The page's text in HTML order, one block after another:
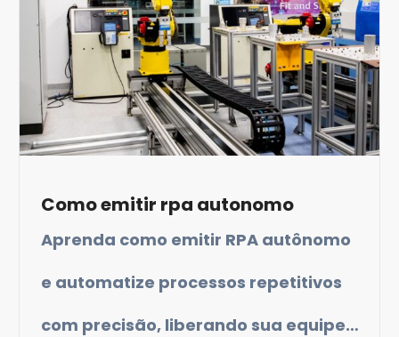
Como emitir rpa autonomo
Aprenda como emitir RPA autônomo
e automatize processos repetitivos
com precisão, liberando sua equipe